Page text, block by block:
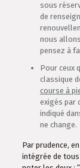
sous
de
nous
pensez à
Pour ceux
classique
course à
exigés par
indiqué
ne change.
Par prudence,
intégrée de